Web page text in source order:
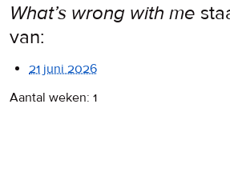
What’s wrong with me
van:
21 juni 2026
Aantal weken: 1